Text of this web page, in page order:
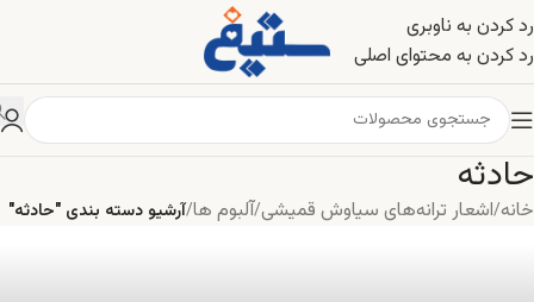
رد کردن به ناوبری
رد کردن به محتوای اصلی
حادثه
خانه/اشعار ترانه‌های سیاوش قمیشی/آلبوم ها/آرشیو دسته بندی "حادثه"